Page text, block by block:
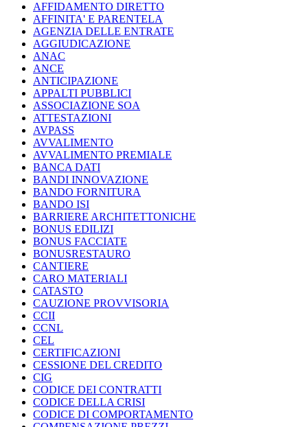
AFFIDAMENTO DIRETTO
AFFINITA' E PARENTELA
AGENZIA DELLE ENTRATE
AGGIUDICAZIONE
ANAC
ANCE
ANTICIPAZIONE
APPALTI PUBBLICI
ASSOCIAZIONE SOA
ATTESTAZIONI
AVPASS
AVVALIMENTO
AVVALIMENTO PREMIALE
BANCA DATI
BANDI INNOVAZIONE
BANDO FORNITURA
BANDO ISI
BARRIERE ARCHITETTONICHE
BONUS EDILIZI
BONUS FACCIATE
BONUSRESTAURO
CANTIERE
CARO MATERIALI
CATASTO
CAUZIONE PROVVISORIA
CCII
CCNL
CEL
CERTIFICAZIONI
CESSIONE DEL CREDITO
CIG
CODICE DEI CONTRATTI
CODICE DELLA CRISI
CODICE DI COMPORTAMENTO